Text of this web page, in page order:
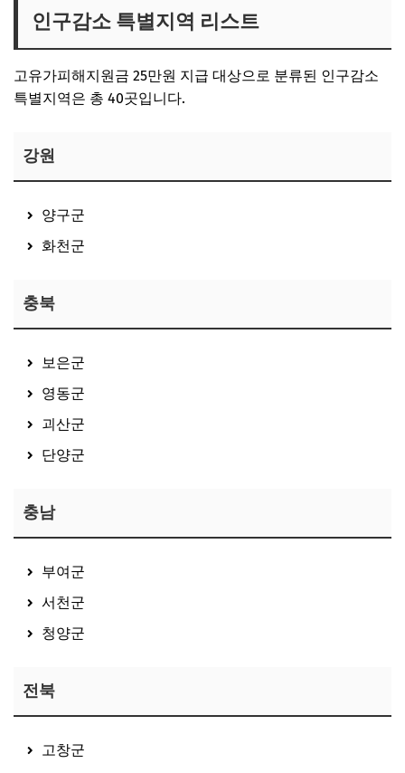
인구감소 특별지역 리스트
고유가피해지원금 25만원 지급 대상으로 분류된 인구감소
특별지역은 총 40곳입니다.
강원
양구군
화천군
충북
보은군
영동군
괴산군
단양군
충남
부여군
서천군
청양군
전북
고창군